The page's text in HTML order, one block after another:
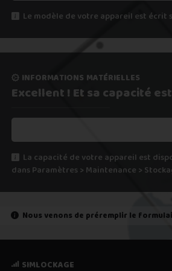
5. Recevoir mon paiement sous 24h
Le modèle de votre appareil est écrit
informations matérielles
Excellent ! Et sa capacité
La capacité de votre appareil est
dans Paramètres > Maintenance >
Nous venons de préremplir le
simlockage
état de marche